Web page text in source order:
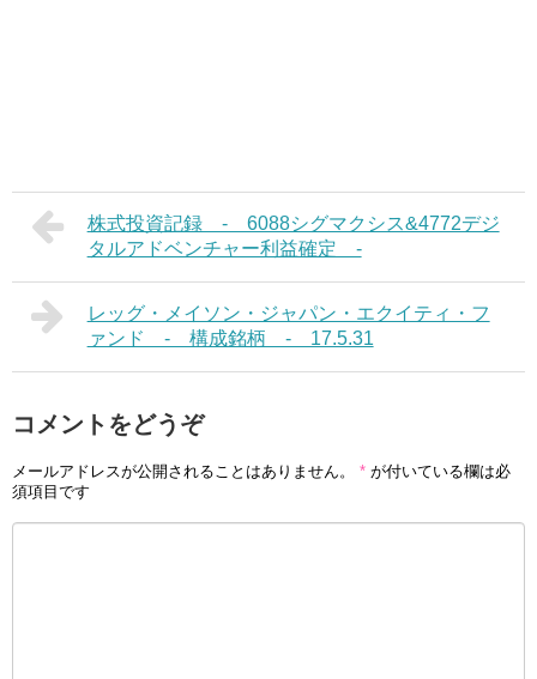
株式投資記録 - 6088シグマクシス&4772デジ
タルアドベンチャー利益確定 -
レッグ・メイソン・ジャパン・エクイティ・フ
ァンド - 構成銘柄 - 17.5.31
コメントをどうぞ
メールアドレスが公開されることはありません。 * が付いている欄は必
須項目です